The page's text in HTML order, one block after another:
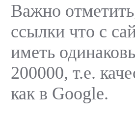
Важно
ссылки что с
иметь
200000, т.е.
как в Google.